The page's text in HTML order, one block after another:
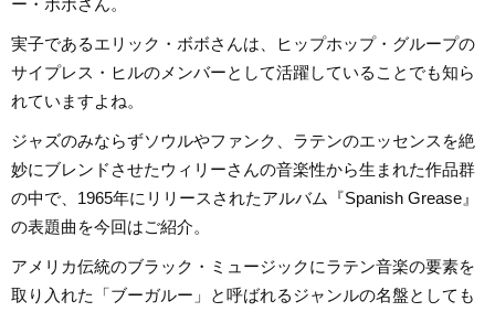
実子であるエリック・ボボさんは、ヒップホップ・グループの
サイプレス・ヒルのメンバーとして活躍していることでも知ら
れていますよね。
ジャズのみならずソウルやファンク、ラテンのエッセンスを絶
妙にブレンドさせたウィリーさんの音楽性から生まれた作品群
の中で、1965年にリリースされたアルバム『Spanish Grease』
の表題曲を今回はご紹介。
アメリカ伝統のブラック・ミュージックにラテン音楽の要素を
取り入れた「ブーガルー」と呼ばれるジャンルの名盤としても